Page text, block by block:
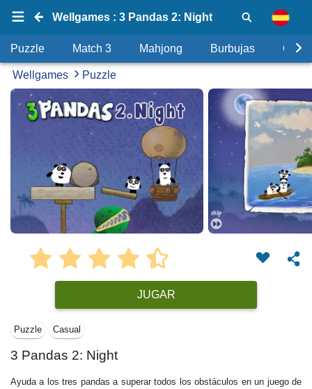
Wellgames : 3 Pandas 2: Night
Puzzle Match 3 Mahjong Burbujas
Wellgames Puzzle
JUGAR
Puzzle Casual
3 Pandas 2: Night
Ayuda a los tres pandas a superar todos los obstáculos en un juego de